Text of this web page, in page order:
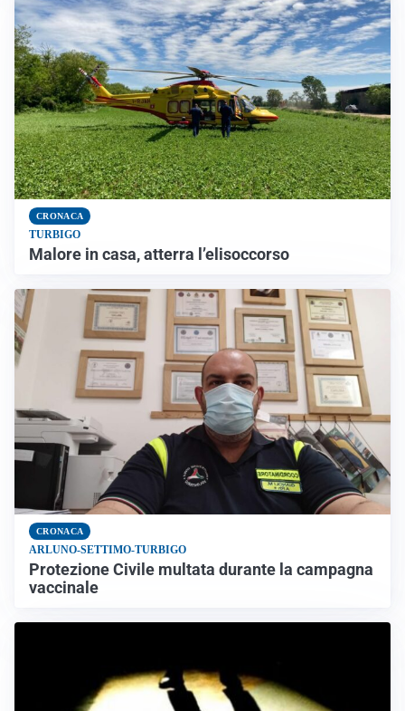
CRONACA
TURBIGO
Malore in casa, atterra l’elisoccorso
CRONACA
ARLUNO-SETTIMO-TURBIGO
Protezione Civile multata durante la campagna
vaccinale